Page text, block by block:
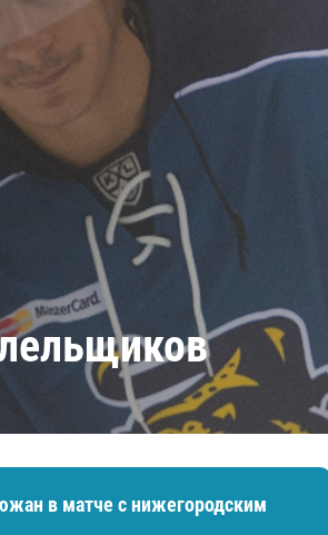
Юлаев
в матче с нижегородским